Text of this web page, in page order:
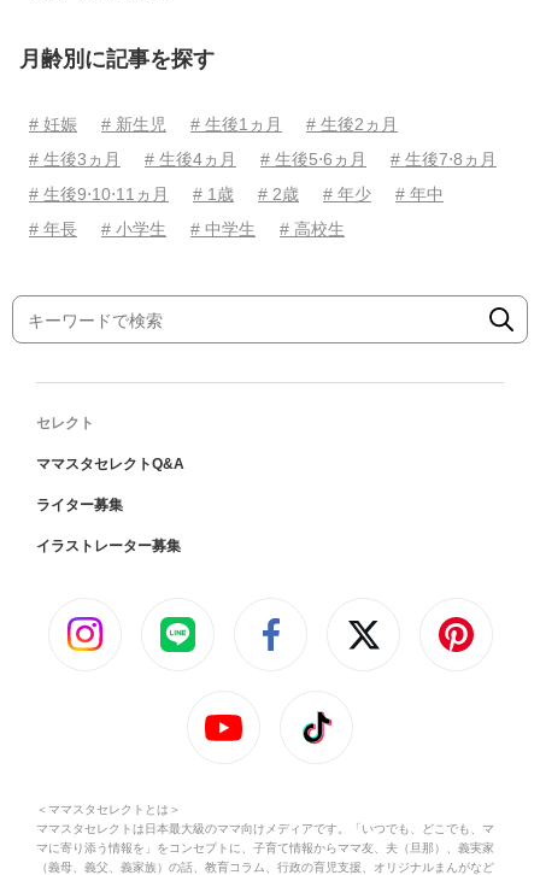
月齢別に記事を探す
# 妊娠 # 新生児 # 生後1ヵ月
# 生後2ヵ月
# 生後3ヵ月
# 生後4ヵ月 # 生後5⋅6ヵ月
# 生後7⋅8ヵ月
# 生後9⋅10⋅11ヵ月
# 1歳 # 2歳 # 年少
# 年中
# 年長
# 小学生 # 中学生 # 高校生
セレクト
ママスタセレクトQ&A
ライター募集
イラストレーター募集
＜ママスタセレクトとは＞
ママスタセレクトは日本最大級のママ向けメディアです。「いつでも、どこでも、マ
マに寄り添う情報を」をコンセプトに、子育て情報からママ友、夫（旦那）、義実家
（義母、義父、義家族）の話、教育コラム、行政の育児支援、オリジナルまんがなど